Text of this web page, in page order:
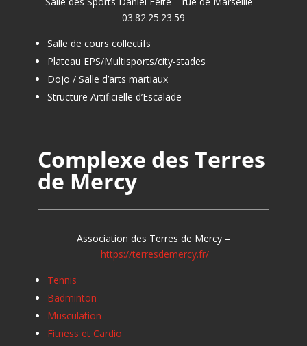
03.82.25.23.59
Salle de cours collectifs
Plateau EPS/Multisports/city-stades
Dojo / Salle d’arts martiaux
Structure Artificielle d’Escalade
Complexe des Terres
de Mercy
Association des Terres de Mercy –
https://terresdemercy.fr/
Tennis
Badminton
Musculation
Fitness et Cardio